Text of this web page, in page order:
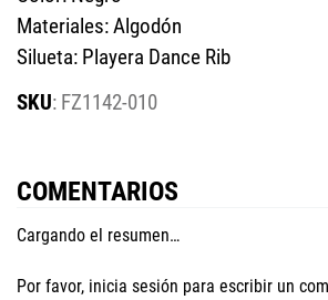
Materiales: Algodón
Silueta: Playera Dance Rib
: FZ1142-010
COMENTARIOS
Cargando el resumen…
Por favor, inicia sesión para escribir un